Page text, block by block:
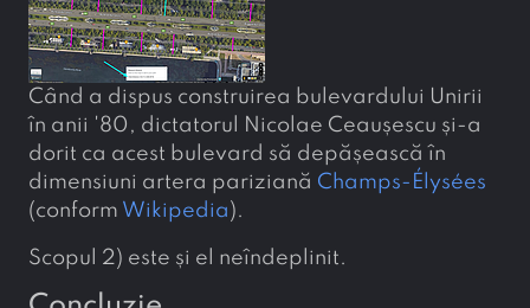
Când a dispus construirea bulevardului Unirii
în anii '80, dictatorul Nicolae Ceaușescu și-a
dorit ca acest bulevard să depășească în
dimensiuni artera pariziană Champs-Élysées
(conform Wikipedia ).
Scopul 2) este și el neîndeplinit.